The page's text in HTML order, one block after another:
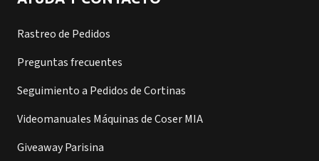
Rastreo de Pedidos
Preguntas frecuentes
Seguimiento a Pedidos de Cortinas
Videomanuales Máquinas de Coser MIA
Giveaway Parisina